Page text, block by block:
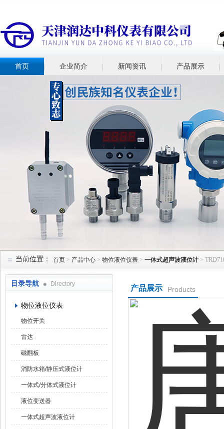
首页 企业简介 新闻资讯 产品展示
当前位置： 首页 > 产品中心 > 物位液位仪表 > 一体式超声波液位计 >
目录导航 Directory
物位液位仪表
物位开关
雷达
磁翻板
消防水箱/静压式液位计
一体式/分体式液位计
液位变送器
一体式超声波液位计
产品展示 Products